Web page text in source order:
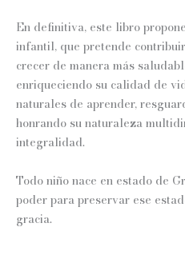
En definitiva, este libro
infantil, que pretende
crecer de manera más
enriqueciendo su calidad de
naturales de aprender,
honrando su naturaleza
integralidad.
Todo niño nace en estado de
poder para preservar ese
gracia.